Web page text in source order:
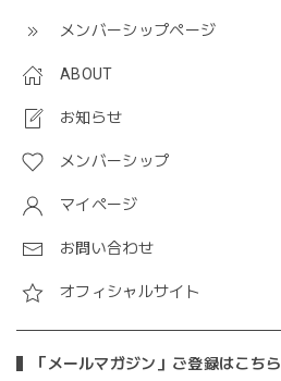
メンバーシップページ
ABOUT
お知らせ
メンバーシップ
マイページ
お問い合わせ
オフィシャルサイト
「メールマガジン」ご登録はこちら